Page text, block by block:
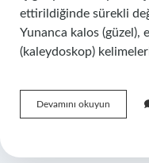
ettirildiğinde sürekli
Yunanca kalos (güzel),
(kaleydoskop)
Devamını okuyun
Kim